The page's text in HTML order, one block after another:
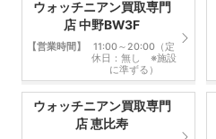
ウォッチニアン買取専門
店 中野BW3F
【営業時間】
11:00～20:00（定
休日：無し ※施設
に準ずる）
ウォッチニアン買取専門
店 恵比寿